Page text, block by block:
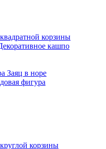
кашпо
фигура